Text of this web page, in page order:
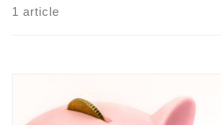
1 article